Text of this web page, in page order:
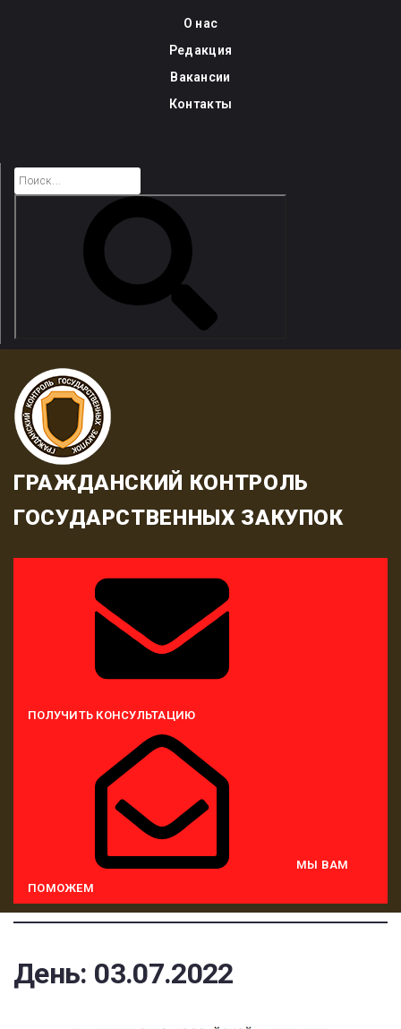
О нас
Редакция
Вакансии
Контакты
ГРАЖДАНСКИЙ КОНТРОЛЬ
ГОСУДАРСТВЕННЫХ ЗАКУПОК
ПОЛУЧИТЬ КОНСУЛЬТАЦИЮ
МЫ ВАМ
ПОМОЖЕМ
День: 03.07.2022